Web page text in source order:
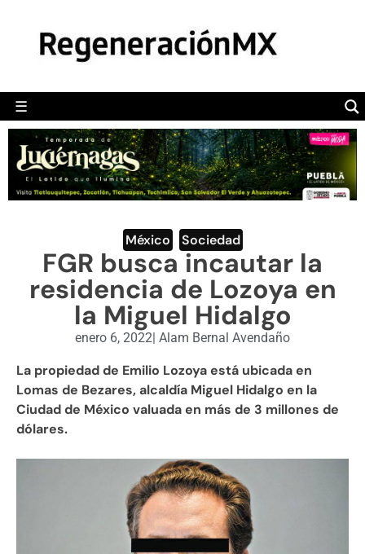
☰
POLÍTICA
CAMALEÓN
OPINIÓN
DEPORTES
ENGLISH SECTION
VIDEOS
México Sociedad
FGR busca incautar la
residencia de Lozoya en
la Miguel Hidalgo
enero 6, 2022| Alam Bernal Avendaño
La propiedad de Emilio Lozoya está ubicada en
Lomas de Bezares, alcaldía Miguel Hidalgo en la
Ciudad de México valuada en más de 3 millones de
dólares.